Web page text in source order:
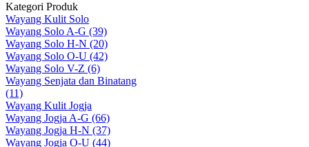
Kategori Produk
Wayang Kulit Solo
Wayang Solo A-G (39)
Wayang Solo H-N (20)
Wayang Solo O-U (42)
Wayang Solo V-Z (6)
Wayang Senjata dan Binatang
(11)
Wayang Kulit Jogja
Wayang Jogja A-G (66)
Wayang Jogja H-N (37)
Wayang Jogja O-U (44)